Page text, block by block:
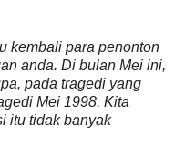
kembali para penonton
anda. Di bulan Mei ini,
pada tragedi yang
Mei 1998. Kita
itu tidak banyak